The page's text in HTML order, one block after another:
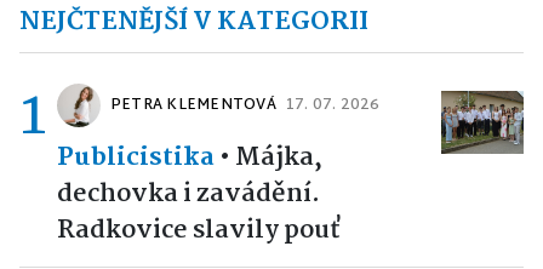
NEJČTENĚJŠÍ V KATEGORII
1 PETRA KLEMENTOVÁ 17. 07. 2026
Publicistika• Májka,
dechovka i zavádění.
Radkovice slavily pouť